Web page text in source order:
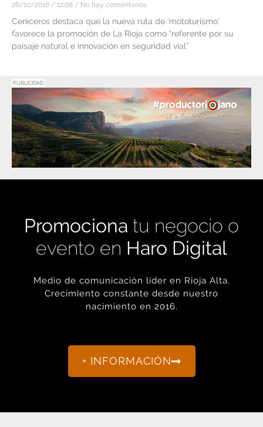
26/10/2018 12:08 No hay comentarios
Ceniceros destaca que la nueva ruta de ‘mototurismo’
favorece la promoción de La Rioja como “referente por su
paisaje natural e innovación en seguridad vial”
PUBLICIDAD
Promociona tu negocio o
evento en Haro Digital
Medio de comunicación líder en Rioja Alta.
Crecimiento constante desde nuestro
nacimiento en 2016.
+ INFORMACIÓN